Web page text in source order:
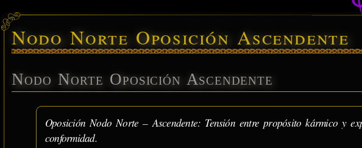
Nodo Norte Oposición Ascendente
Nodo Norte Oposición Ascendente
Oposición Nodo Norte – Ascendente: Tensión entre propósito kármico y
conformidad.